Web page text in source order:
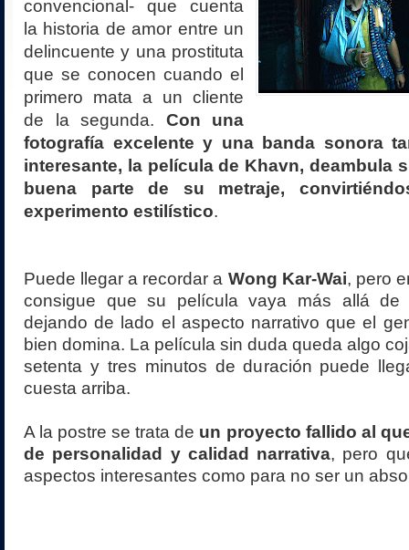
convencional- que cuenta
la historia de amor entre un
delincuente y una prostituta
que se conocen cuando el
primero mata a un cliente
de la segunda. Con una
fotografía excelente y una banda sonora
interesante, la película de Khavn, deambula
buena parte de su metraje,
experimento estilístico.
Puede llegar a recordar a Wong Kar-Wai, pero
consigue que su película vaya más allá de
dejando de lado el aspecto narrativo que el
bien domina. La película sin duda queda algo
setenta y tres minutos de duración puede
cuesta arriba.
A la postre se trata de un proyecto fallido al
de personalidad y calidad narrativa, pero
aspectos interesantes como para no ser un